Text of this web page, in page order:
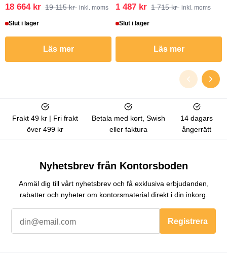
18 664 kr 19 115 kr inkl. moms
Slut i lager
Läs mer
1 487 kr 1 715 kr inkl. moms
Slut i lager
Läs mer
Frakt 49 kr | Fri frakt
över 499 kr
Betala med kort, Swish
eller faktura
14 dagars
ångerrätt
Nyhetsbrev från Kontorsboden
Anmäl dig till vårt nyhetsbrev och få exklusiva erbjudanden,
rabatter och nyheter om kontorsmaterial direkt i din inkorg.
Registrera